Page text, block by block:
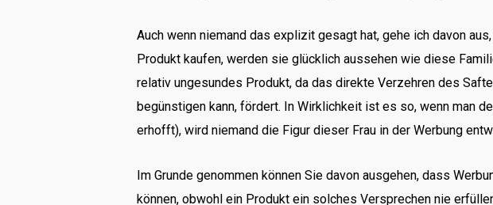
Auch wenn niemand das explizit gesagt hat, gehe ich davon
Produkt kaufen, werden sie glücklich aussehen wie diese
relativ ungesundes Produkt, da das direkte Verzehren des
begünstigen kann, fördert. In Wirklichkeit ist es so, wenn man
erhofft), wird niemand die Figur dieser Frau in der Werbung
Im Grunde genommen können Sie davon ausgehen, dass
können, obwohl ein Produkt ein solches Versprechen nie